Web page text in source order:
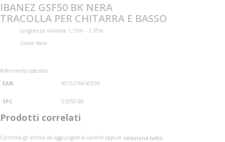
IBANEZ GSF50 BK NERA
TRACOLLA PER CHITARRA E BASSO
lunghezza variabile 1,15m – 1,35m
Colore Nero
Riferimento specifico
EAN
4515276640530
SPC GSF50-BK
Prodotti correlati
Controlla gli articoli da aggiungere al carrello oppure seleziona tutto